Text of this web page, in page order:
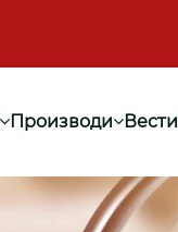
Производи Вести